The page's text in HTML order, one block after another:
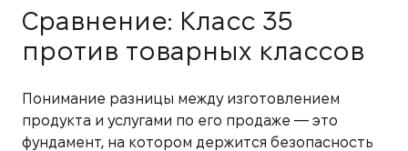
Сравнение: Класс 35
против товарных классов
Понимание разницы между изготовлением
продукта и услугами по его продаже — это
фундамент, на котором держится безопасность